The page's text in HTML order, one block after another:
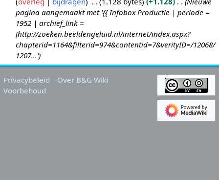
0
1
1
pagina aangemaakt met '{{ Infobox Productie | periode =
1952 | archief_link =
[http://zoeken.beeldengeluid.nl/internet/index.aspx?
chapterid=1164&filterid=974&contentid=7&verityID=/12068/
1207...'
Privacybeleid
Over B&G Wiki
Voorbehoud